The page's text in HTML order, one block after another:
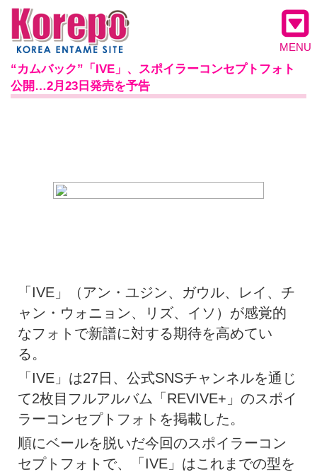
MENU
“カムバック”「IVE」、スポイラーコンセプトフォト
公開…2月23日発売を予告
「IVE」（アン・ユジン、ガウル、レイ、チ
ャン・ウォニョン、リズ、イソ）が感覚的
なフォトで新譜に対する期待を高めてい
る。
「IVE」は27日、公式SNSチャンネルを通じ
て2枚目フルアルバム「REVIVE+」のスポイ
ラーコンセプトフォトを掲載した。
順にベールを脱いだ今回のスポイラーコン
セプトフォトで、「IVE」はこれまでの型を